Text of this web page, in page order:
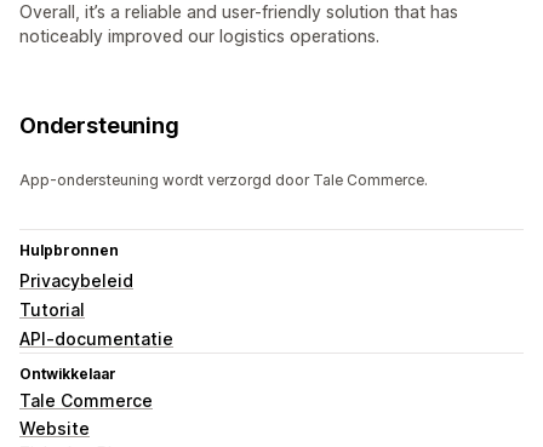
Overall, it’s a reliable and user-friendly solution that has
noticeably improved our logistics operations.
Ondersteuning
App-ondersteuning wordt verzorgd door Tale Commerce.
Hulpbronnen
Privacybeleid
Tutorial
API-documentatie
Ontwikkelaar
Tale Commerce
Website